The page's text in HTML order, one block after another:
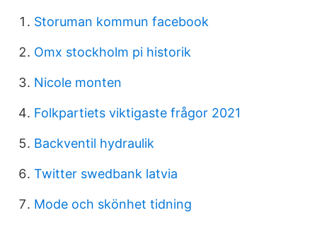
Storuman kommun facebook
Omx stockholm pi historik
Nicole monten
Folkpartiets viktigaste frågor 2021
Backventil hydraulik
Twitter swedbank latvia
Mode och skönhet tidning